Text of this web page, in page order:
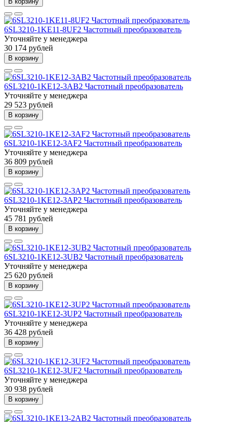
6SL3210-1KE11-8UF2 Частотный преобразователь
Уточняйте у менеджера
30 174 рублей
В корзину
6SL3210-1KE12-3AB2 Частотный преобразователь
Уточняйте у менеджера
29 523 рублей
В корзину
6SL3210-1KE12-3AF2 Частотный преобразователь
Уточняйте у менеджера
36 809 рублей
В корзину
6SL3210-1KE12-3AP2 Частотный преобразователь
Уточняйте у менеджера
45 781 рублей
В корзину
6SL3210-1KE12-3UB2 Частотный преобразователь
Уточняйте у менеджера
25 620 рублей
В корзину
6SL3210-1KE12-3UP2 Частотный преобразователь
Уточняйте у менеджера
36 428 рублей
В корзину
6SL3210-1KE12-3UF2 Частотный преобразователь
Уточняйте у менеджера
30 938 рублей
В корзину